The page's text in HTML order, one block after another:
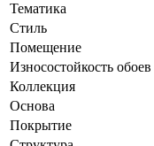
Тематика
Стиль
Помещение
Износостойкость обоев
Коллекция
Основа
Покрытие